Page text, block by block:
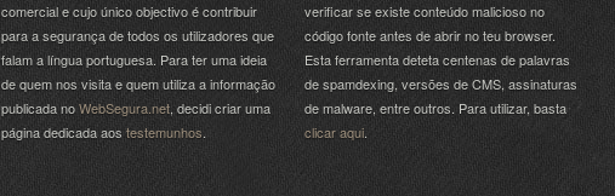
comercial e cujo único objectivo é contribuir
para a segurança de todos os utilizadores que
falam a língua portuguesa. Para ter uma ideia
de quem nos visita e quem utiliza a informação
publicada noWebSegura.net , decidi criar uma
página dedicada aos testemunhos
verificar se existe conteúdo malicioso no
código fonte antes de abrir no teu browser.
Esta ferramenta deteta centenas de palavras
de spamdexing, versões de CMS, assinaturas
de malware, entre outros. Para utilizar, basta
clicar aqui.